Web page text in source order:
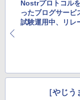
Nostrプロトコル
ったブログサービ
試験運用中、リレ
［やじ